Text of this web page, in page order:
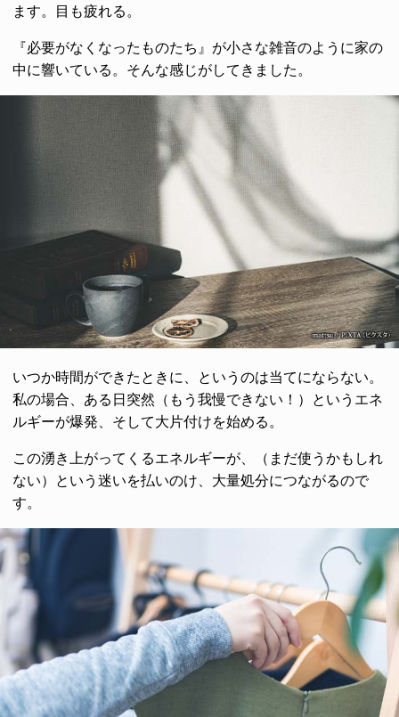
ます。目も疲れる。
『必要がなくなったものたち』が小さな雑音のように家の
中に響いている。そんな感じがしてきました。
いつか時間ができたときに、というのは当てにならない。
私の場合、ある日突然（もう我慢できない！）というエネ
ルギーが爆発、そして大片付けを始める。
この湧き上がってくるエネルギーが、（まだ使うかもしれ
ない）という迷いを払いのけ、大量処分につながるので
す。